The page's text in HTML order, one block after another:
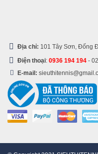
Địa chỉ: 101 Tây Sơn, Đống
Điện thoại: 0936 194 194 -
E-mail: